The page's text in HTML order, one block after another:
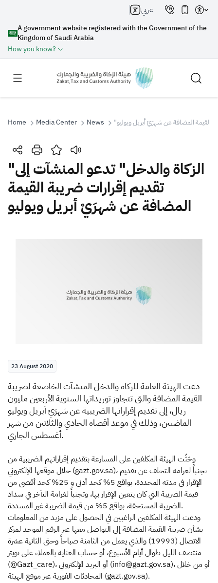
A government website registered with the Government of the
Kingdom of Saudi Arabia
How you know?
عربي
Search
Search Search AI
Suggestions
Customs VAT
Tax Declaration
Home Media Center News القيمة المضافة عن شهرَيْ أبريل ويوليو
"الزكاة والدخل" تدعو المنشآت إلى
تقديم إقرارات ضريبة القيمة
المضافة عن شهرَيْ أبريل ويوليو
23 August 2020
دعت الهيئة العامة للزكاة والدخل المنشآت الخاضعة لضريبة
القيمة المضافة والتي تتجاوز توريداتها السنوية الأربعين مليون
ريال، إلى تقديم إقراراتها الضريبية عن شهرَيْ أبريل ويوليو
الماضيين، وذلك في موعد أقصاه الحادي والثلاثين من شهر
أغسطس الجاري.
وحَثّت الهيئة المكلفين على المسارعة بتقديم إقراراتهم الضريبية من
خلال موقعها الإلكتروني (gazt.gov.sa)، تجنباً لغرامة التخلف عن تقديم
الإقرار في مدته المحددة، بواقع 5% كحد أدنى و 25% كحد أقصى من
قيمة الضريبة التي كان يتعين الإقرار بها، وتجنباً لغرامة التأخر في سداد
الضريبة المستحقة، بواقع 5% من قيمة الضريبة غير المسددة.
ودعت الهيئة المكلفين الراغبين في الحصول على مزيد من المعلومات
بشأن ضريبة القيمة المضافة إلى التواصل معها عبر الرقم الموحد لمركز
الاتصال (19993) والذي يعمل من الثامنة صباحاً وحتى الثانية عشرة
منتصف الليل طوال أيام الأسبوع، أو حساب العناية بالعملاء على تويتر
(@Gazt_care)، أو البريد الإلكتروني (info@gazt.gov.sa)، أو من خلال
المحادثات الفورية عبر موقع الهيئة (gazt.gov.sa).